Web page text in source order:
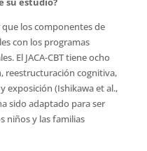
los componentes de
con los programas
El JACA-CBT tiene ocho
reestructuración cognitiva,
exposición (Ishikawa et al.,
sido adaptado para ser
niños y las familias